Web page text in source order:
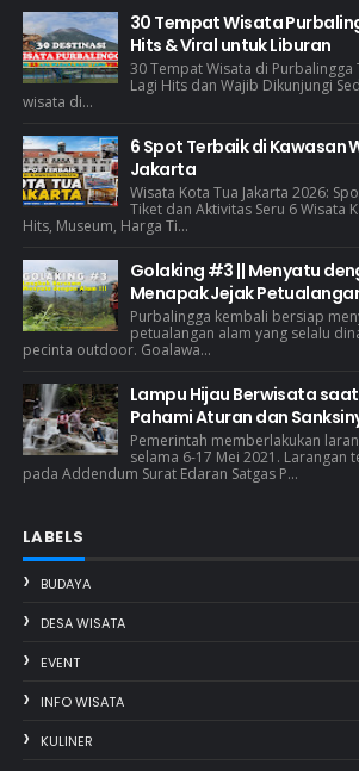
30 Tempat Wisata
Hits & Viral untuk Liburan
30 Tempat Wisata di Purbalingga
Lagi Hits dan Wajib Dikunjungi
wisata di...
6 Spot Terbaik di Kawasan
Jakarta
Wisata Kota Tua Jakarta 2026:
Tiket dan Aktivitas Seru 6 Wisata
Hits, Museum, Harga Ti...
Golaking #3 || Menyatu
Menapak Jejak
Purbalingga kembali bersiap
petualangan alam yang selalu
pecinta outdoor. Goalawa...
Lampu Hijau Berwisata
Pahami Aturan dan
Pemerintah memberlakukan
selama 6-17 Mei 2021. Larangan
pada Addendum Surat Edaran Satgas P...
LABELS
BUDAYA
DESA WISATA
EVENT
INFO WISATA
KULINER